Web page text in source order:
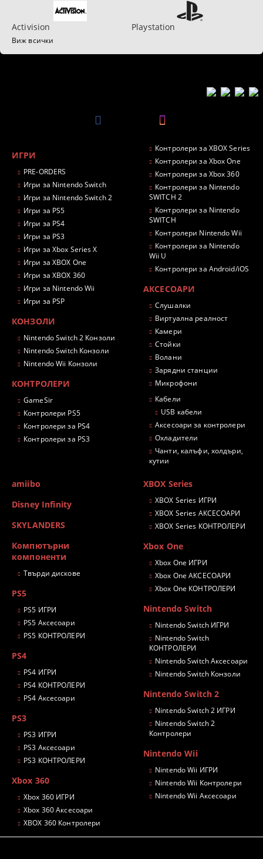
Activision Playstation
Виж всички
ИГРИ
PRE-ORDERS
Игри за Nintendo Switch
Игри за Nintendo Switch 2
Игри за PS5
Игри за PS4
Игри за PS3
Игри за Xbox Series X
Игри за XBOX One
Игри за XBOX 360
Игри за Nintendo Wii
Игри за PSP
КОНЗОЛИ
Nintendo Switch 2 Конзоли
Nintendo Switch Конзоли
Nintendo Wii Конзоли
КОНТРОЛЕРИ
GameSir
Контролери PS5
Контролери за PS4
Контролери за PS3
Контролери за XBOX Series
Контролери за Xbox One
Контролери за Xbox 360
Контролери за Nintendo
SWITCH 2
Контролери за Nintendo
SWITCH
Контролери Nintendo Wii
Контролери за Nintendo
Wii U
Контролери за Android/iOS
АКСЕСОАРИ
Слушалки
Виртуална реалност
Камери
Стойки
Волани
Зарядни станции
Микрофони
Кабели
USB кабели
Аксесоари за контролери
Охладители
Чанти, калъфи, холдъри,
кутии
amiibo
Disney Infinity
SKYLANDERS
Компютърни
компоненти
Твърди дискове
PS5
PS5 ИГРИ
PS5 Аксесоари
PS5 КОНТРОЛЕРИ
PS4
PS4 ИГРИ
PS4 КОНТРОЛЕРИ
PS4 Аксесоари
PS3
PS3 ИГРИ
PS3 Аксесоари
PS3 КОНТРОЛЕРИ
Xbox 360
Xbox 360 ИГРИ
Xbox 360 Аксесоари
XBOX 360 Контролери
XBOX Series
XBOX Series ИГРИ
XBOX Series АКСЕСОАРИ
XBOX Series КОНТРОЛЕРИ
Xbox One
Xbox One ИГРИ
Xbox One АКСЕСОАРИ
Xbox One КОНТРОЛЕРИ
Nintendo Switch
Nintendo Switch ИГРИ
Nintendo Switch
КОНТРОЛЕРИ
Nintendo Switch Аксесоари
Nintendo Switch Конзоли
Nintendo Switch 2
Nintendo Switch 2 ИГРИ
Nintendo Switch 2
Контролери
Nintendo Wii
Nintendo Wii ИГРИ
Nintendo Wii Контролери
Nintendo Wii Аксесоари